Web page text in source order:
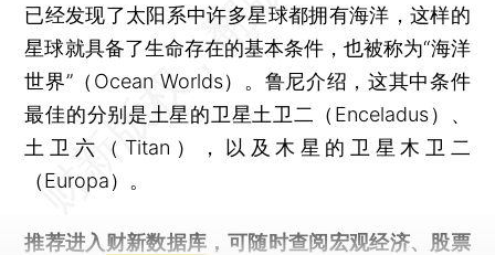
已经发现了太阳系中许多星球都拥有海洋，这样的
星球就具备了生命存在的基本条件，也被称为“海洋
世界”（Ocean Worlds）。鲁尼介绍，这其中条件
最佳的分别是土星的卫星土卫二（Enceladus）、
土卫六（Titan），以及木星的卫星木卫二
（Europa）。
推荐进入 财新数据库 ，可随时查阅宏观经济、股票